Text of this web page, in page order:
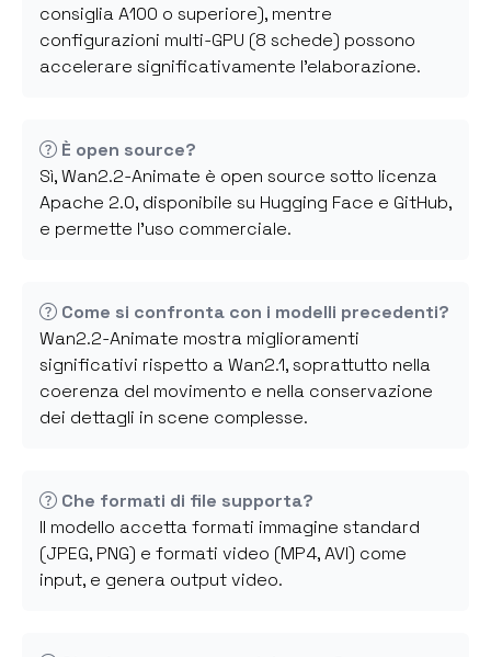
consiglia A100 o superiore), mentre
configurazioni multi-GPU (8 schede) possono
accelerare significativamente l'elaborazione.
È open source?
Sì, Wan2.2-Animate è open source sotto licenza
Apache 2.0, disponibile su Hugging Face e GitHub,
e permette l'uso commerciale.
Come si confronta con i modelli precedenti?
Wan2.2-Animate mostra miglioramenti
significativi rispetto a Wan2.1, soprattutto nella
coerenza del movimento e nella conservazione
dei dettagli in scene complesse.
Che formati di file supporta?
Il modello accetta formati immagine standard
(JPEG, PNG) e formati video (MP4, AVI) come
input, e genera output video.